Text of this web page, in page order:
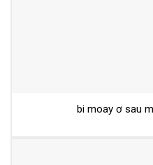
bi moay ơ sau